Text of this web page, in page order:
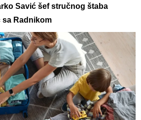
Savić šef stručnog štaba
sa Radnikom